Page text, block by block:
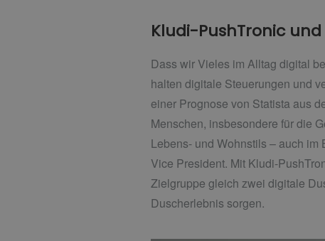
Kludi-PushTronic
Dass wir Vieles im Alltag digital
halten digitale Steuerungen und
einer Prognose von Statista aus
Menschen, insbesondere für die
Lebens- und Wohnstils – auch im
Vice President. Mit Kludi-
Zielgruppe gleich zwei digitale
Duscherlebnis sorgen.